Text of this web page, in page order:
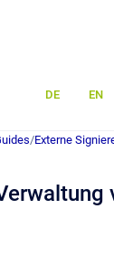
DE EN
/Externe